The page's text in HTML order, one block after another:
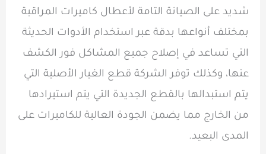
شديد على الصيانة التامة لأعطال كاميرات المراقبة
بمختلف أنواعها بدقة عبر استخدام الأدوات الحديثة
التي تساعد في إصلاح جميع المشاكل فور الكشف
عنها، وكذلك توفر الشركة قطع الغيار الأصلية التي
يتم استبدالها بالقطع الجديدة التي يتم استيرادها
من الخارج مما يضمن الجودة العالية للكاميرات على
المدى البعيد.